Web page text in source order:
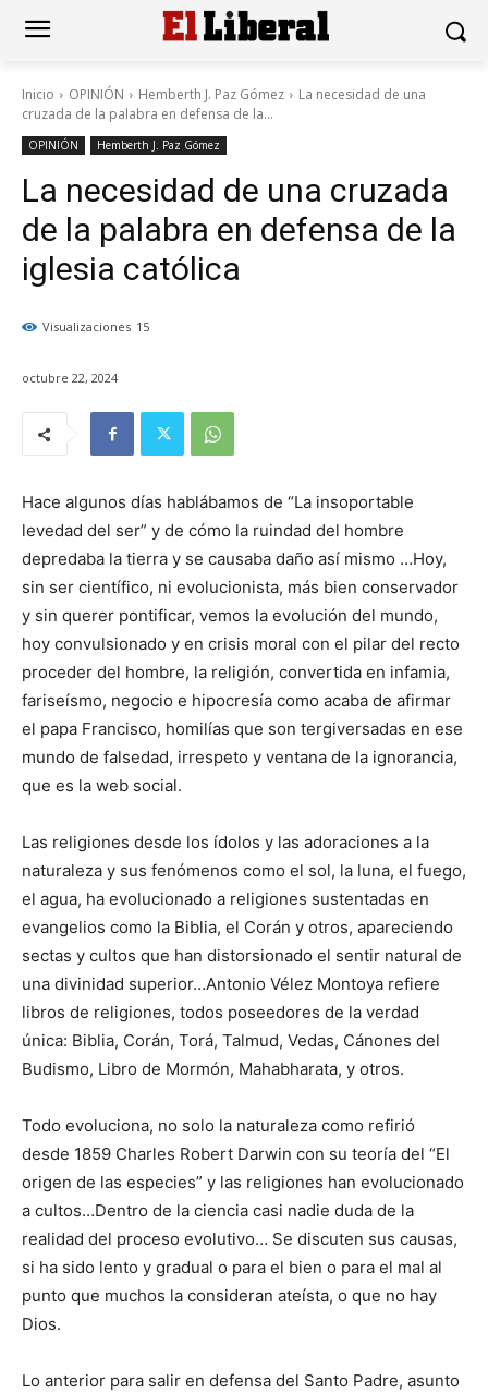
Inicio OPINIÓN Hemberth J. Paz Gómez
La necesidad de una
cruzada de la palabra en defensa de la...
OPINIÓN Hemberth J. Paz Gómez
La necesidad de una cruzada
de la palabra en defensa de la
iglesia católica
Visualizaciones 15
octubre 22, 2024
Hace algunos días hablábamos de “La insoportable
levedad del ser” y de cómo la ruindad del hombre
depredaba la tierra y se causaba daño así mismo …Hoy,
sin ser científico, ni evolucionista, más bien conservador
y sin querer pontificar, vemos la evolución del mundo,
hoy convulsionado y en crisis moral con el pilar del recto
proceder del hombre, la religión, convertida en infamia,
fariseísmo, negocio e hipocresía como acaba de afirmar
el papa Francisco, homilías que son tergiversadas en ese
mundo de falsedad, irrespeto y ventana de la ignorancia,
que es la web social.
Las religiones desde los ídolos y las adoraciones a la
naturaleza y sus fenómenos como el sol, la luna, el fuego,
el agua, ha evolucionado a religiones sustentadas en
evangelios como la Biblia, el Corán y otros, apareciendo
sectas y cultos que han distorsionado el sentir natural de
una divinidad superior…Antonio Vélez Montoya refiere
libros de religiones, todos poseedores de la verdad
única: Biblia, Corán, Torá, Talmud, Vedas, Cánones del
Budismo, Libro de Mormón, Mahabharata, y otros.
Todo evoluciona, no solo la naturaleza como refirió
desde 1859 Charles Robert Darwin con su teoría del “El
origen de las especies” y las religiones han evolucionado
a cultos…Dentro de la ciencia casi nadie duda de la
realidad del proceso evolutivo… Se discuten sus causas,
si ha sido lento y gradual o para el bien o para el mal al
punto que muchos la consideran ateísta, o que no hay
Dios.
Lo anterior para salir en defensa del Santo Padre, asunto